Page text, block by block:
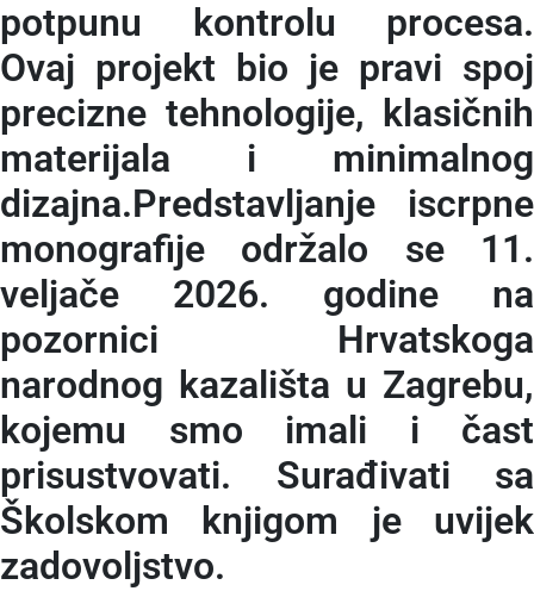
potpunu kontrolu procesa.
Ovaj projekt bio je pravi spoj
precizne tehnologije, klasičnih
materijala i minimalnog
dizajna.Predstavljanje iscrpne
monografije održalo se 11.
veljače 2026. godine na
pozornici Hrvatskoga
narodnog kazališta u Zagrebu,
kojemu smo imali i čast
prisustvovati. Surađivati sa
Školskom knjigom je uvijek
zadovoljstvo.